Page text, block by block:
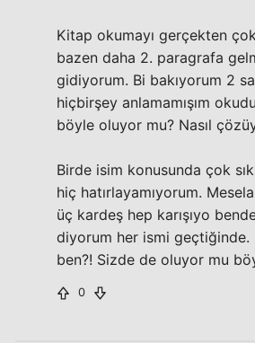
Kitap okumayı gerçekten
bazen daha 2. paragrafa
gidiyorum. Bi bakıyorum 2
hiçbirşey anlamamışım
böyle oluyor mu? Nasıl
Birde isim konusunda çok
hiç hatırlayamıyorum.
üç kardeş hep karışıyo
diyorum her ismi geçtiğinde.
ben?! Sizde de oluyor mu
0